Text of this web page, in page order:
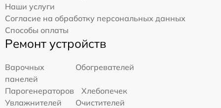
Наши услуги
Согласие на обработку персональных данных
Способы оплаты
Ремонт устройств
Варочных
панелей
Обогревателей
Парогенераторов
Хлебопечек
Увлажнителей
Очистителей